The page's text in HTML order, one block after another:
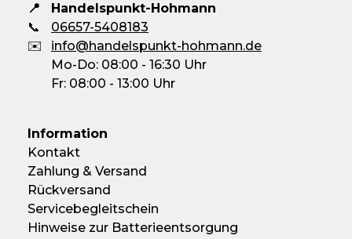
📍
Handelspunkt-Hohmann
📞
06657-5408183
✉️
info@handelspunkt-hohmann.de
Mo-Do: 08:00 - 16:30 Uhr
Fr: 08:00 - 13:00 Uhr
Information
Kontakt
Zahlung & Versand
Rückversand
Servicebegleitschein
Hinweise zur Batterieentsorgung